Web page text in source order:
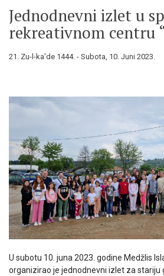
Jednodnevni izlet u
rekreativnom centru
21. Zu-l-ka'de 1444. - Subota, 10. Juni 2023.
U subotu 10. juna 2023. godine Medžlis
organizirao je jednodnevni izlet za